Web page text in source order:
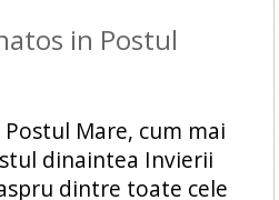
in Postul
Mare, cum mai
dinaintea Invierii
dintre toate cele